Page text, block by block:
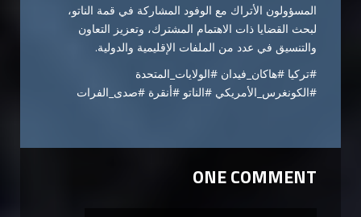
المسؤولون الأتراك مع الوفود المشاركة في قمة الناتو،
لبحث القضايا ذات الاهتمام المشترك، وتعزيز التعاون
والتنسيق في عدد من الملفات الإقليمية والدولية.
#تركيا #هاكان_فيدان #الولايات_المتحدة
#الكونغرس_الأمريكي #الناتو #أنقرة #صدى_الفرات
ONE COMMENT